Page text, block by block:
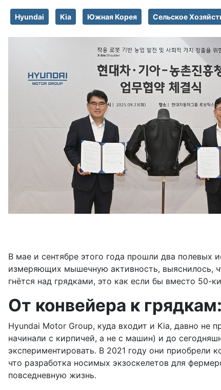
Hyundai Kia Южная Корея Сельское
В мае и сентябре этого года прошли два полевых
измеряющих мышечную активность, выяснилось,
гнётся над грядками, это как если бы вместо 50-
От конвейера к
Hyundai Motor Group, куда входит и Kia, давно не
начинали с кирпичей, а не с машин) и до
экспериментировать. В 2021 году они приобрели
что разработка носимых экзоскелетов для
повседневную жизнь.